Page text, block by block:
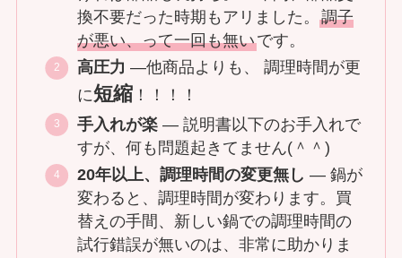
換不要だった時期もアリました。調子
が悪い、って一回も無いです。
高圧力—他商品よりも、 調理時間が更
に短縮 ！！！！
手入れが楽 — 説明書以下のお手入れで
すが、何も問題起きてません(＾＾)
20年以上、調理時間の変更無し — 鍋が
変わると、調理時間が変わります。買
替えの手間、新しい鍋での調理時間の
試行錯誤が無いのは、非常に助かりま